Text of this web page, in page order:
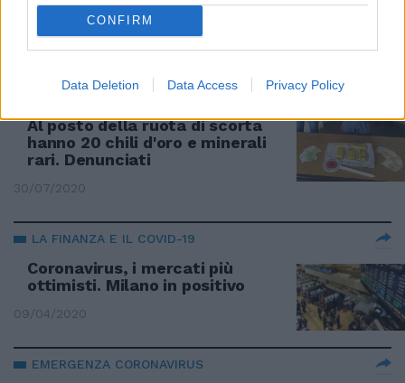
CONFIRM
Data Deletion Data Access Privacy Policy
Al posto della ruota di scorta
hanno 20 chili d'oro e minerali
rari. Denunciati
30/07/2020
LA FINANZA E IL COVID-19
Coronavirus, i mercati più
ottimisti. Milano in positivo
09/04/2020
EMERGENZA CORONAVIRUS